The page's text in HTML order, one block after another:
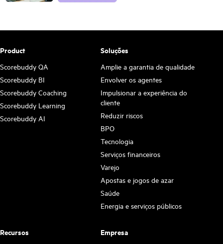
Product
Scorebuddy QA
Scorebuddy BI
Scorebuddy Coaching
Scorebuddy Learning
Scorebuddy AI
Soluções
Amplie a garantia de qualidade
Envolver os agentes
Impulsionar a experiência do
cliente
Reduzir riscos
BPO
Tecnologia
Serviços financeiros
Varejo
Apostas e jogos de azar
Saúde
Energia e serviços públicos
Recursos
Empresa